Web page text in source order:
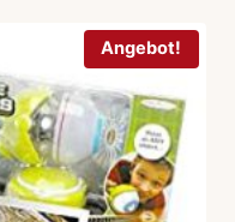
Angebot!